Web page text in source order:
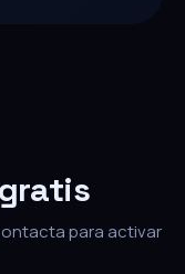
para activar